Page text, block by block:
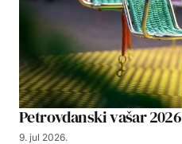
Petrovdanski vašar
9. jul 2026.